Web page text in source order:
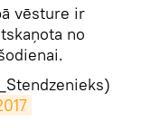
vēsture ir
no